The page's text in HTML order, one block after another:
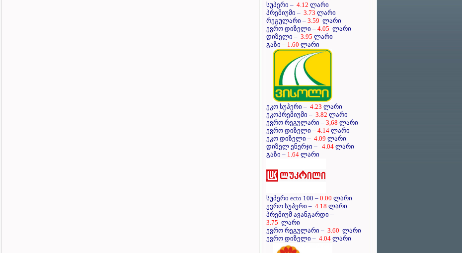
სუპერი – 4.12 ლარი
პრემიუმი – 3.73 ლარი
რეგულარი – 3.59 ლარი
ევრო დიზელი – 4.05 ლარი
დიზელი – 3.95 ლარი
გაზი – 1.60 ლარი
ეკო სუპერი – 4.23 ლარი
ეკოპრემიუმი – 3.82 ლარი
ევრო რეგულარი – 3,68 ლარი
ევრო დიზელი – 4.14 ლარი
ეკო დიზელი – 4.09 ლარი
დიზელ ენერჯი – 4.04 ლარი
გაზი – 1.64 ლარი
სუპერი ecto 100 – 0.00 ლარი
ევრო სუპერი – 4.18 ლარი
პრემიუმ ავანგარდი –
3.75 ლარი
ევრო რეგულარი – 3.60 ლარი
ევრო დიზელი – 4.04 ლარი